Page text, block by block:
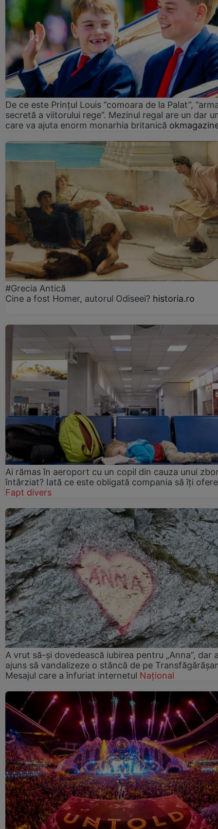
De ce este Prințul Louis ”comoara de la Palat”,
secretă a viitorului rege”. Mezinul regal are un dar
care va ajuta enorm monarhia britanică
#Grecia Antică
Cine a fost Homer, autorul Odiseei? historia.ro
Ai rămas în aeroport cu un copil din cauza unui
întârziat? Iată ce este obligată compania să îți ofere
Fapt divers
A vrut să-și dovedească iubirea pentru „Anna”, dar
ajuns să vandalizeze o stâncă de pe
Mesajul care a înfuriat internetul Național